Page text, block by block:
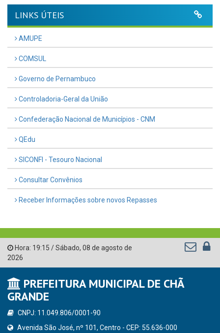
LINKS ÚTEIS
AMUPE
COMSUL
Governo de Pernambuco
Controladoria-Geral da União
Confederação Nacional de Municípios - CNM
QEdu
SICONFI - Tesouro Nacional
Consultar Convênios
Receber Informações sobre novos Repasses
Hora: 19:15 /Sábado, 08 de agosto de
2026
PREFEITURA MUNICIPAL DE CHÃ
GRANDE
CNPJ: 11.049.806/0001-90
Avenida São José, nº 101, Centro - CEP: 55.636-000